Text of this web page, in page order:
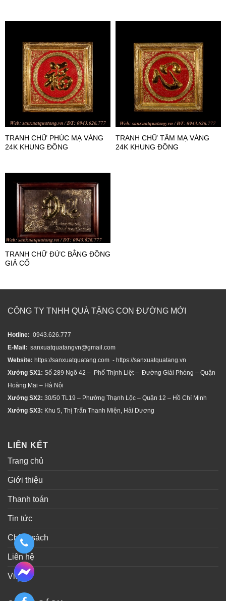
TRANH CHỮ PHÚC MẠ VÀNG
24K KHUNG ĐỒNG
TRANH CHỮ TÂM MẠ VÀNG
24K KHUNG ĐỒNG
TRANH CHỮ ĐỨC BẰNG ĐỒNG
GIẢ CỔ
CÔNG TY TNHH QUÀ TẶNG CON ĐƯỜNG MỚI
Hotline: 0943.626.777
E-Mail: sanxuatquatangvn@gmail.com
Website: https://sanxuatquatang.com - https://sanxuatquatang.vn
Xưởng SX1: Số 289 Ngõ 42 – Phố Thịnh Liệt – Đường Giải Phóng – Quận
Hoàng Mai – Hà Nội
Xưởng SX2: 30/50 TL19 – Phường Thạnh Lộc – Quận 12 – Hồ Chí Minh
Xưởng SX3: Khu 5, Thị Trấn Thanh Miện, Hải Dương
LIÊN KẾT
Trang chủ
Giới thiệu
Thanh toán
Tin tức
Chính sách
Liên hệ
Video